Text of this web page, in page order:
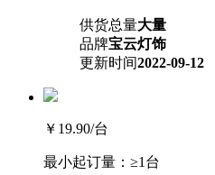
供货总量大量
品牌宝云灯饰
更新时间2022-09-12
￥19.90/台
最小起订量： ≥1台